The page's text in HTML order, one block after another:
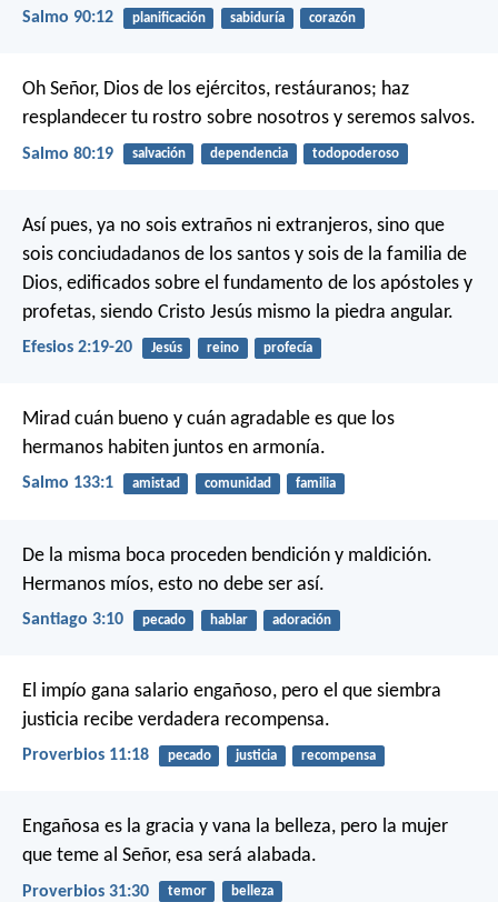
Salmo 90:12 planificación sabiduría corazón
Oh Señor, Dios de los ejércitos, restáuranos; haz
resplandecer tu rostro sobre nosotros y seremos salvos.
Salmo 80:19 salvación dependencia todopoderoso
Así pues, ya no sois extraños ni extranjeros, sino que
sois conciudadanos de los santos y sois de la familia de
Dios, edificados sobre el fundamento de los apóstoles y
profetas, siendo Cristo Jesús mismo la piedra angular.
Efesios 2:19-20 Jesús reino profecía
Mirad cuán bueno y cuán agradable es que los
hermanos habiten juntos en armonía.
Salmo 133:1 amistad comunidad familia
De la misma boca proceden bendición y maldición.
Hermanos míos, esto no debe ser así.
Santiago 3:10 pecado hablar adoración
El impío gana salario engañoso, pero el que siembra
justicia recibe verdadera recompensa.
Proverbios 11:18 pecado justicia recompensa
Engañosa es la gracia y vana la belleza, pero la mujer
que teme al Señor, esa será alabada.
Proverbios 31:30 temor belleza